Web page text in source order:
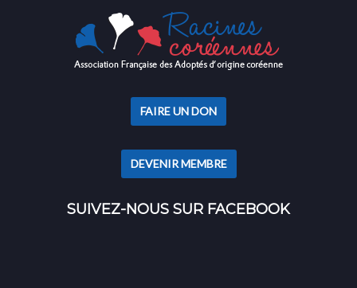
FAIRE UN DON
DEVENIR MEMBRE
SUIVEZ-NOUS SUR FACEBOOK